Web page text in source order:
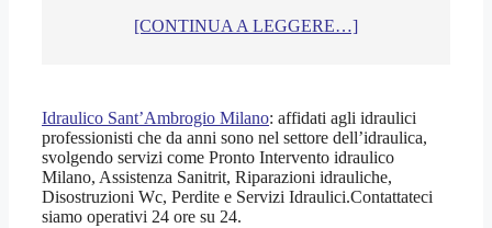
[CONTINUA A LEGGERE…]
Idraulico Sant’Ambrogio Milano: affidati agli idraulici
professionisti che da anni sono nel settore dell’idraulica,
svolgendo servizi come Pronto Intervento idraulico
Milano, Assistenza Sanitrit, Riparazioni idrauliche,
Disostruzioni Wc, Perdite e Servizi Idraulici.Contattateci
siamo operativi 24 ore su 24.